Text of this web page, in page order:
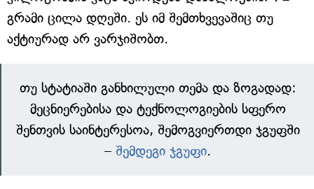
გრამი ცილა დღეში. ეს იმ შემთხვევაშიც თუ
აქტიურად არ ვარჯიშობთ.
თუ სტატიაში განხილული თემა და ზოგადად:
მეცნიერებისა და ტექნოლოგიების სფერო
შენთვის საინტერესოა, შემოგვიერთდი ჯგუფში
– შემდეგი ჯგუფი.